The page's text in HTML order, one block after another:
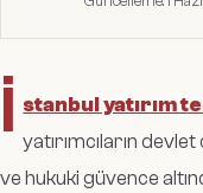
İ stanbul yatırım
yatırımcıların
ve hukuki güvence